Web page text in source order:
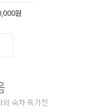
원
와 숙차 특가전